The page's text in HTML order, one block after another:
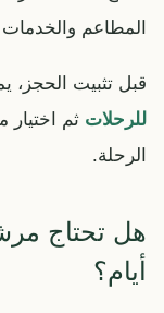
المطاعم
قبل تثبيت الحجز،
للرحلات ثم
الرحلة.
أيام؟